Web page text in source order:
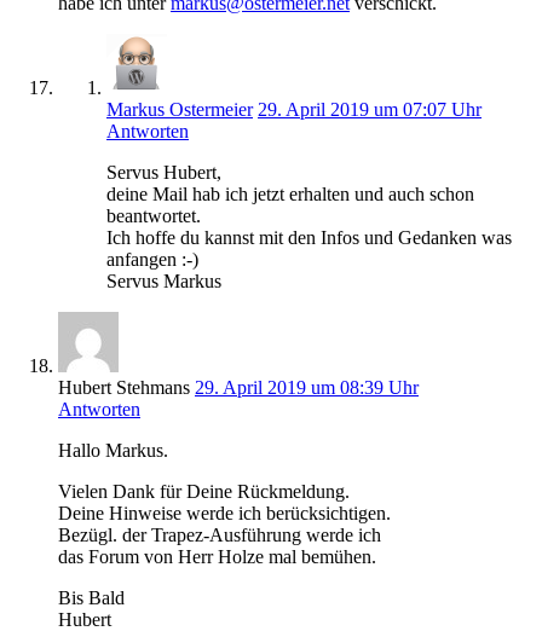
Markus Ostermeier 29. April 2019 um 07:07 Uhr
Antworten
Servus Hubert,
deine Mail hab ich jetzt erhalten und auch schon
beantwortet.
Ich hoffe du kannst mit den Infos und Gedanken was
anfangen :-)
Servus Markus
Hubert Stehmans 29. April 2019 um 08:39 Uhr
Antworten
Hallo Markus.
Vielen Dank für Deine Rückmeldung.
Deine Hinweise werde ich berücksichtigen.
Bezügl. der Trapez-Ausführung werde ich
das Forum von Herr Holze mal bemühen.
Bis Bald
Hubert